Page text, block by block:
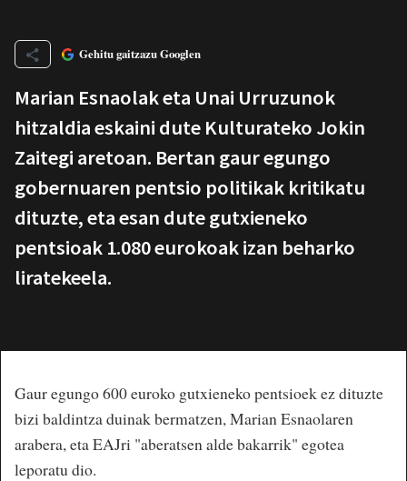
Gehitu gaitzazu Googlen
Marian Esnaolak eta Unai Urruzunok
hitzaldia eskaini dute Kulturateko Jokin
Zaitegi aretoan. Bertan gaur egungo
gobernuaren pentsio politikak kritikatu
dituzte, eta esan dute gutxieneko
pentsioak 1.080 eurokoak izan beharko
liratekeela.
Gaur egungo 600 euroko gutxieneko pentsioek ez dituzte
bizi baldintza duinak bermatzen, Marian Esnaolaren
arabera, eta EAJri "aberatsen alde bakarrik" egotea
leporatu dio.